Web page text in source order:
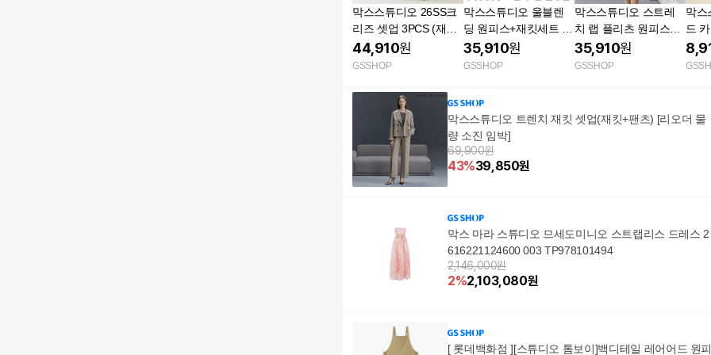
막스스튜디오 26SS크
리즈 셋업 3PCS (재킷
+팬츠+원피스) [런칭
가격 79,900원] TV상품
44,910원
GSSHOP
막스스튜디오 울블렌
딩 원피스+재킷세트 T
V상품
35,910원
GSSHOP
막스스튜디오 스트레
치 랩 플리츠 원피스
+벨트 [런칭 가격 59,90
0원] TV상품
35,910원
GSSHOP
막스
드
상품
막스스튜디오 트렌치 재킷 셋업(재킷+팬츠) [리오더 물
량 소진 임박]
69,900원
43%39,850원
막스 마라 스튜디오 므세도미니오 스트랩리스 드레스 2
616221124600 003 TP978101494
2,146,000원
2%2,103,080원
[ 롯데백화점 ][스튜디오 톰보이]백디테일 레어어드 원피